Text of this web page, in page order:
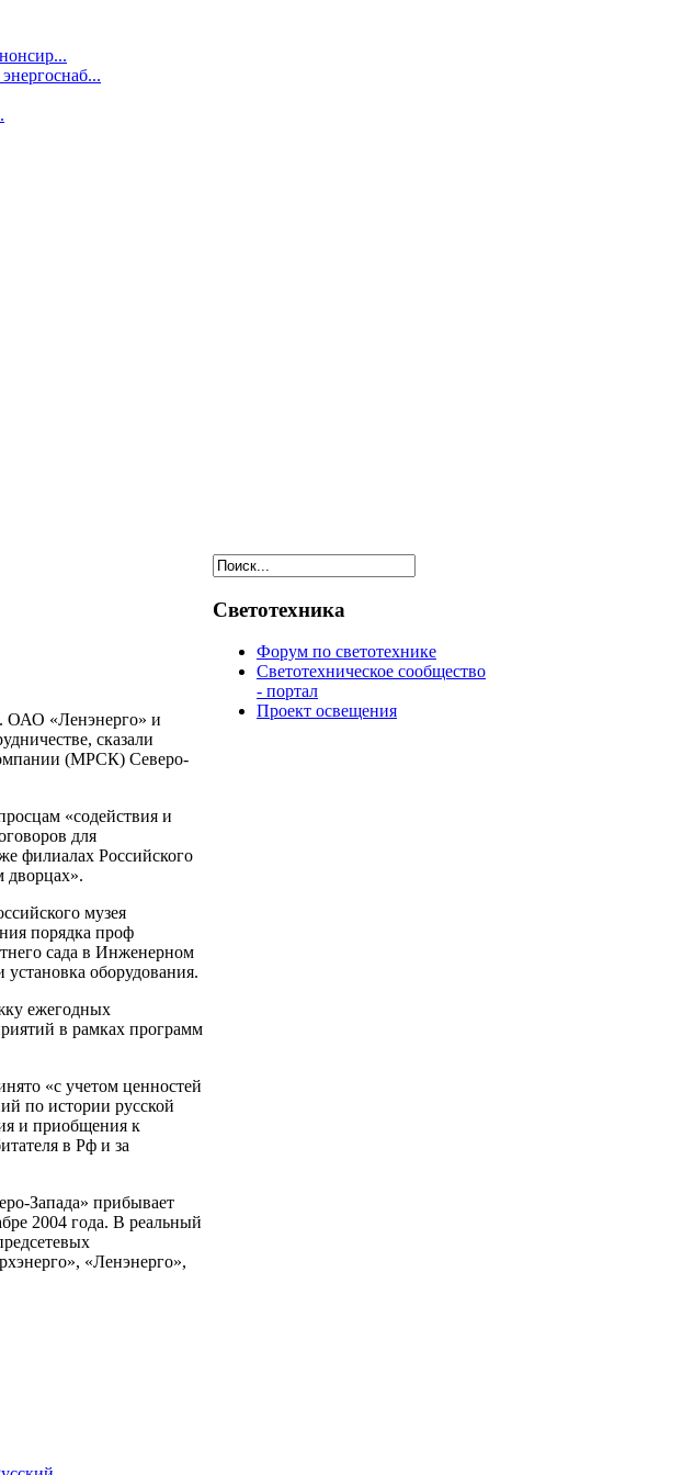
ОАО «Ленэнерго» и
сказали
(МРСК) Северо-
«содействия и
для
филиалах Российского
музея
порядка проф
сада в Инженерном
установка оборудования.
ежегодных
в рамках программ
«с учетом ценностей
по истории русской
и приобщения к
в Рф и за
Запада» прибывает
2004 года. В реальный
«Ленэнерго»,
Светотехника
Форум по светотехнике
Светотехническое сообщество
- портал
Проект освещения